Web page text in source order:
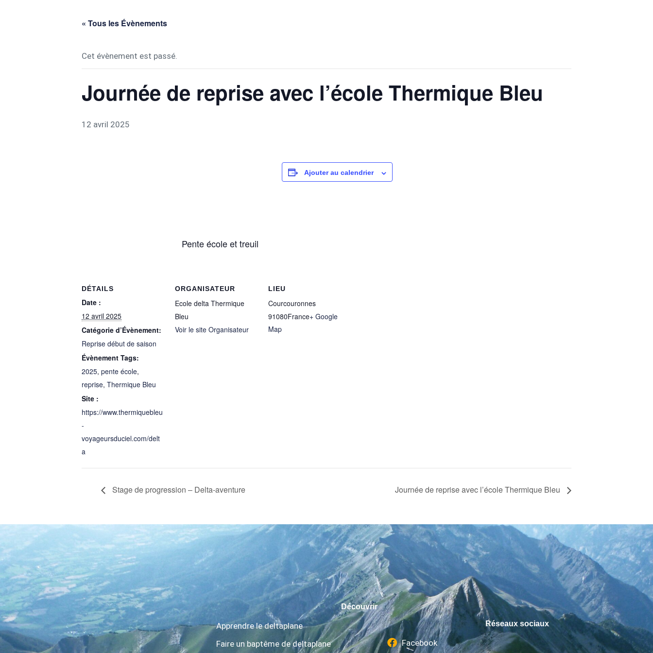
« Tous les Évènements
Cet évènement est passé.
Journée de reprise avec l’école Thermique Bleu
12 avril 2025
Pente école et treuil
Ajouter au calendrier
DÉTAILS
Date :
12 avril 2025
Catégorie d’Évènement:
Reprise début de saison
Évènement Tags:
2025, pente école,
reprise, Thermique Bleu
Site :
https://www.thermiquebleu
-
voyageursduciel.com/delt
a
ORGANISATEUR
Ecole delta Thermique
Bleu
Voir le site Organisateur
LIEU
Courcouronnes
91080France+ Google
Map
Stage de progression – Delta-aventure Journée de reprise avec l’école Thermique Bleu
Découvrir
Apprendre le deltaplane
Faire un baptême de deltaplane
Réseaux sociaux
Facebook